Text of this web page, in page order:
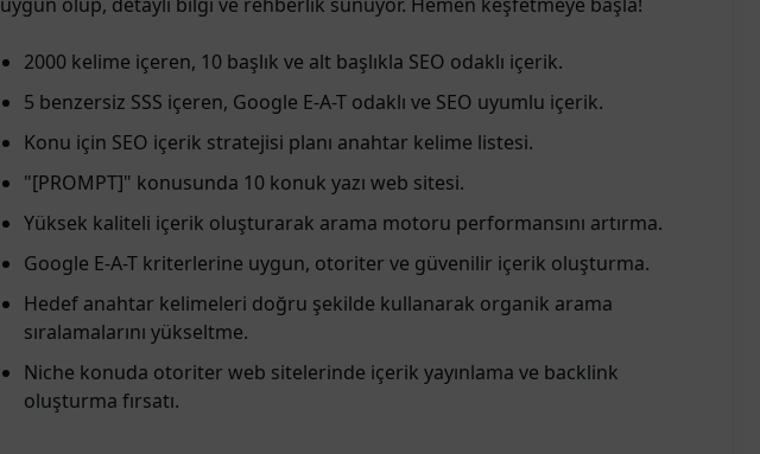
2000 kelime içeren, 10 başlık ve alt başlıkla SEO odaklı içerik.
5 benzersiz SSS içeren, Google E-A-T odaklı ve SEO uyumlu içerik.
Konu için SEO içerik stratejisi planı anahtar kelime listesi.
"[PROMPT]" konusunda 10 konuk yazı web sitesi.
Yüksek kaliteli içerik oluşturarak arama motoru performansını artırma.
Google E-A-T kriterlerine uygun, otoriter ve güvenilir içerik oluşturma.
Hedef anahtar kelimeleri doğru şekilde kullanarak organik arama
sıralamalarını yükseltme.
Niche konuda otoriter web sitelerinde içerik yayınlama ve backlink
oluşturma fırsatı.